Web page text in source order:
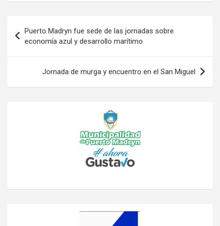
de
entradas
Puerto Madryn fue sede de las jornadas sobre
economía azul y desarrollo marítimo
Jornada de murga y encuentro en el San Miguel